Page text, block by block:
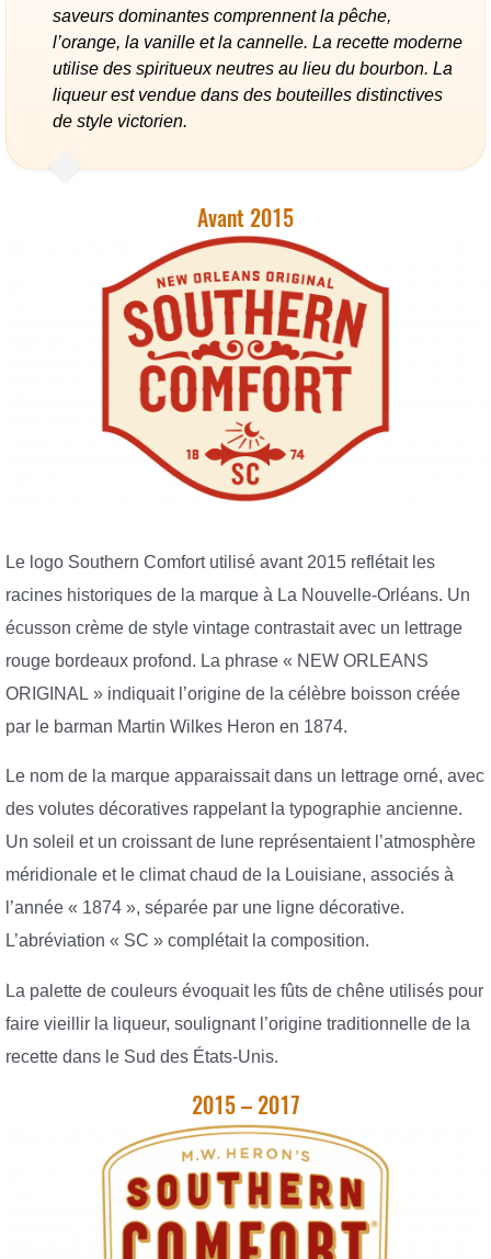
saveurs dominantes comprennent la pêche,
l’orange, la vanille et la cannelle. La recette moderne
utilise des spiritueux neutres au lieu du bourbon. La
liqueur est vendue dans des bouteilles distinctives
de style victorien.
Avant 2015
Le logo Southern Comfort utilisé avant 2015 reflétait les
racines historiques de la marque à La Nouvelle-Orléans. Un
écusson crème de style vintage contrastait avec un lettrage
rouge bordeaux profond. La phrase « NEW ORLEANS
ORIGINAL » indiquait l’origine de la célèbre boisson créée
par le barman Martin Wilkes Heron en 1874.
Le nom de la marque apparaissait dans un lettrage orné, avec
des volutes décoratives rappelant la typographie ancienne.
Un soleil et un croissant de lune représentaient l’atmosphère
méridionale et le climat chaud de la Louisiane, associés à
l’année « 1874 », séparée par une ligne décorative.
L’abréviation « SC » complétait la composition.
La palette de couleurs évoquait les fûts de chêne utilisés pour
faire vieillir la liqueur, soulignant l’origine traditionnelle de la
recette dans le Sud des États-Unis.
2015 – 2017